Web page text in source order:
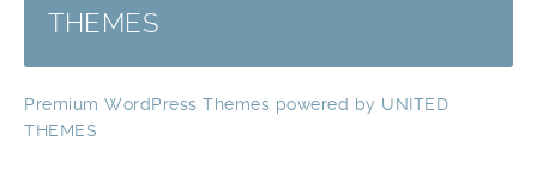
THEMES
Premium WordPress Themes powered by UNITED
THEMES